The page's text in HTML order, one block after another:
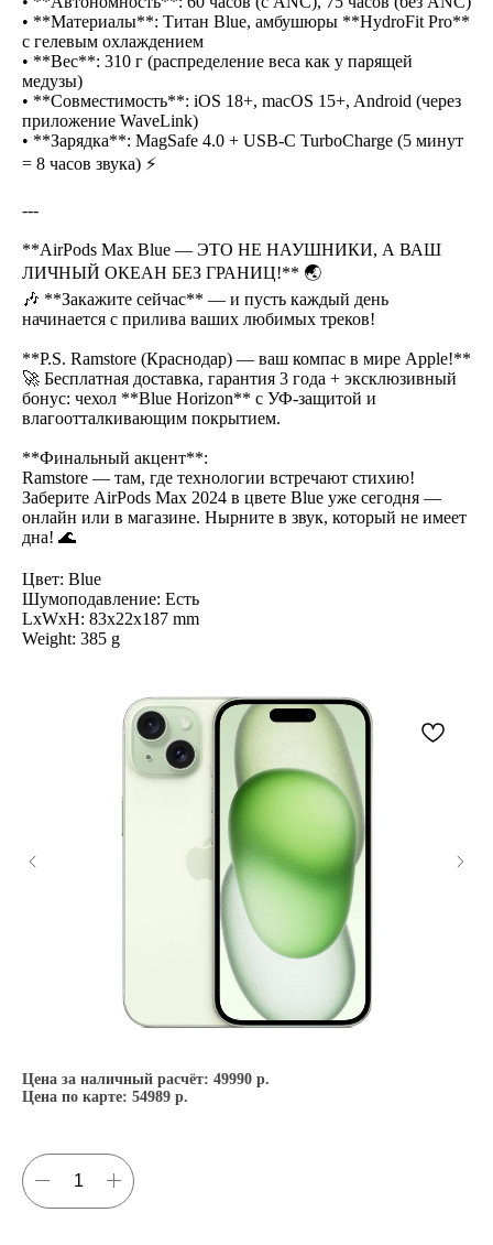
• **Материалы**: Титан Blue, амбушюры **HydroFit Pro**
с гелевым охлаждением
• **Вес**: 310 г (распределение веса как у парящей
медузы)
• **Совместимость**: iOS 18+, macOS 15+, Android (через
приложение WaveLink)
• **Зарядка**: MagSafe 4.0 + USB-C TurboCharge (5 минут
= 8 часов звука) ⚡
---
**AirPods Max Blue — ЭТО НЕ НАУШНИКИ, А ВАШ
ЛИЧНЫЙ ОКЕАН БЕЗ ГРАНИЦ!** 🌏
🎶 **Закажите сейчас** — и пусть каждый день
начинается с прилива ваших любимых треков!
**P.S. Ramstore (Краснодар) — ваш компас в мире Apple!**
🚀 Бесплатная доставка, гарантия 3 года + эксклюзивный
бонус: чехол **Blue Horizon** с УФ-защитой и
влагоотталкивающим покрытием.
**Финальный акцент**:
Ramstore — там, где технологии встречают стихию!
Заберите AirPods Max 2024 в цвете Blue уже сегодня —
онлайн или в магазине. Нырните в звук, который не имеет
дна! 🌊
Цвет: Blue
Шумоподавление: Есть
LxWxH: 83x22x187 mm
Weight: 385 g
Цена за наличный расчёт: 49990 р.
Цена по карте: 54989 р.